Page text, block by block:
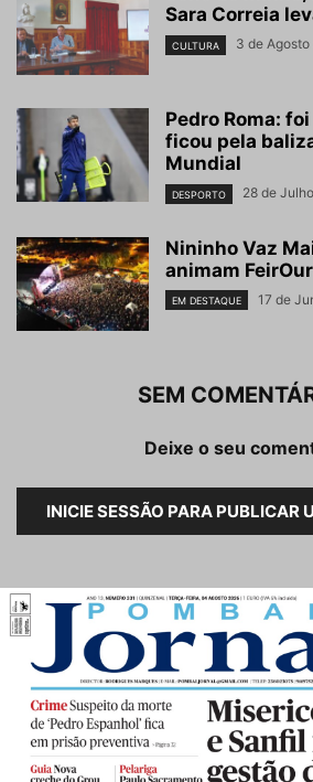
Sara Correia
CULTURA 3 de
Pedro Roma:
ficou pela
Mundial
DESPORTO 28 de
Nininho Vaz
animam
EM DESTAQUE 17 de
SEM
Deixe o seu
INICIE SESSÃO PARA PUBLICAR